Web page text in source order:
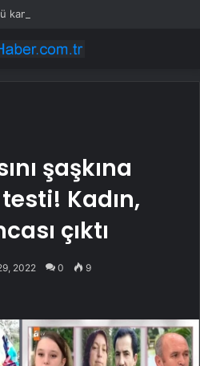
kamyon devrildi: 15 ölü
şaşkına
Kadın,
çıktı
2022 0 9